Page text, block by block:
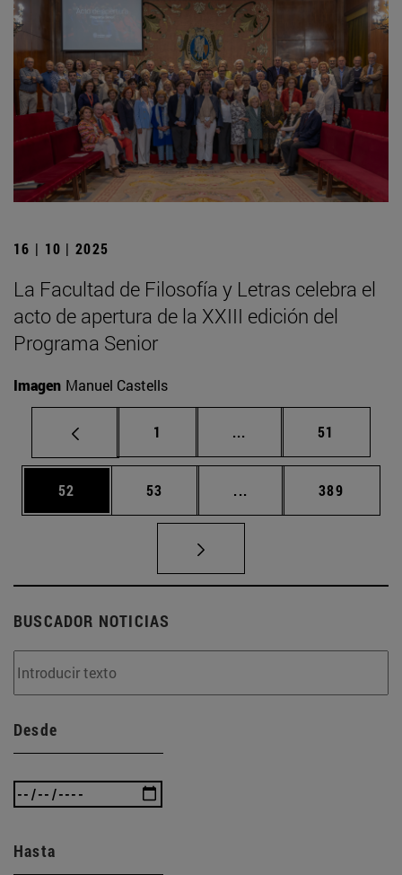
16 | 10 | 2025
La Facultad de Filosofía y Letras celebra el
acto de apertura de la XXIII edición del
Programa Senior
Imagen Manuel Castells
Página
1 ... Páginas intermedias
Página
51
Página
52 Página
53 ... Páginas intermedias
Página
389
BUSCADOR NOTICIAS
Desde
Hasta